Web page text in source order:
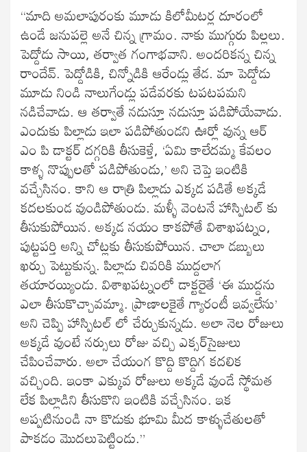
“మాది అమలాపురంకు మూడు కిలోమీటర్ల దూరంలో
ఉండే జనుపల్లె అనే చిన్న గ్రామం. నాకు ముగ్గురు పిల్లలు.
పెద్దోడు సాయి, తర్వాత గంగాభవాని. అందరికన్న చిన్న
రాందేవ్. పెద్దోడికి, చిన్నోడికి ఆరేండ్లు తేడ. మా పెద్దోడు
మూడు నిండి నాలుగేండ్లు పడేవరకు టపటపమని
నడిచేవాడు. ఆ తర్వాతే నడుస్తూ నడుస్తూ పడిపోయేవాడు.
ఎందుకు పిల్లాడు ఇలా పడిపోతుండని ఊర్లో వున్న ఆర్
ఎం పి డాక్టర్ దగ్గరికి తీసుకెళ్తే, ‘ఏమి కాలేదమ్మ కేవలం
కాళ్ళ నొప్పులతో పడిపోతుండు,’ అని చెప్తె ఇంటికి
వచ్చేసినం. కాని ఆ రాత్రి పిల్లాడు ఎక్కడ పడితే అక్కడే
కదలకుండ వుండిపోతుండు. మళ్ళీ వెంటనే హాస్పిటల్ కు
తీసుకుపోయిన. అక్కడ నయం కాకపోతే విశాఖపట్నం,
పుట్టపర్తి అన్ని చోట్లకు తీసుకుపోయిన. చాలా డబ్బులు
ఖర్చు పెట్టుకున్న. పిల్లాడు చివరికి ముద్దలాగ
తయారయ్యిండు. విశాఖపట్నంలో డాక్టరైతే ‘ఈ ముద్దను
ఎలా తీసుకొచ్చావమ్మా. ప్రాణాలకైతే గ్యారంటీ ఇవ్వలేను’
అని చెప్పి హాస్పిటల్ లో చేర్చుకున్నడు. అలా నెల రోజులు
అక్కడే వుంటే నర్సులు రోజు వచ్చి ఎక్సర్‌సైజులు
చేపించేవారు. అలా చేయంగ కొద్ది కొద్దిగ కదలిక
వచ్చింది. ఇంకా ఎక్కువ రోజులు అక్కడే వుండే స్థోమత
లేక పిల్లాడిని తీసుకొని ఇంటికి వచ్చేసినం. ఇక
అప్పటినుండి నా కొడుకు భూమి మీద కాళ్ళుచేతులతో
పాకడం మొదలుపెట్టిండు.”